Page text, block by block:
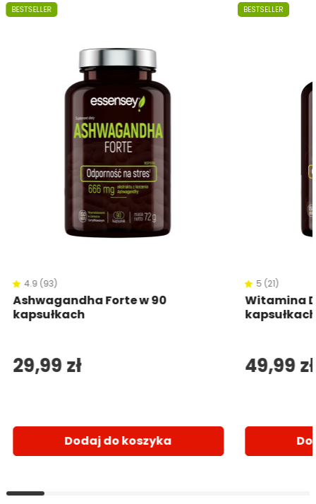
BESTSELLER
4.9 (93)
Ashwagandha Forte w 90
kapsułkach
29,99 zł
Dodaj do koszyka
BESTSELLER
5 (21)
Witamina
kapsułkach
49,99 zł